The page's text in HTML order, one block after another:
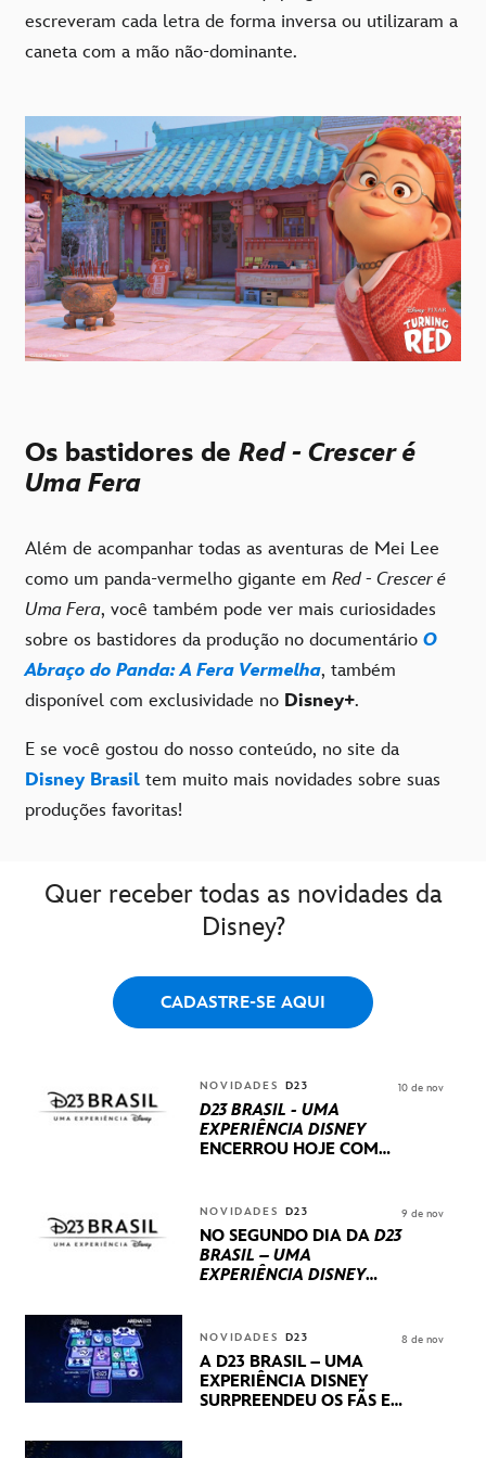
escreveram cada letra de forma inversa ou utilizaram a
caneta com a mão não-dominante.
Os bastidores de Red - Crescer é
Uma Fera
Além de acompanhar todas as aventuras de Mei Lee
como um panda-vermelho gigante em Red - Crescer é
Uma Fera, você também pode ver mais curiosidades
sobre os bastidores da produção no documentário O
Abraço do Panda: A Fera Vermelha, também
disponível com exclusividade no Disney+.
E se você gostou do nosso conteúdo, no site da
Disney Brasil tem muito mais novidades sobre suas
produções favoritas!
Quer receber todas as novidades da
Disney?
CADASTRE-SE AQUI
NOVIDADES D23
D23 BRASIL - UMA
EXPERIÊNCIA DISNEY
ENCERROU HOJE COM
INTERNACIONAIS E
PRODUÇÕES BRASILEIRAS
10 de nov
NOVIDADES D23
NO SEGUNDO DIA DA D23
BRASIL – UMA
EXPERIÊNCIA DISNEY
STUDIOS REVELARAM
PRÉVIAS E NOVIDADES
DOS SEUS PRÓXIMOS
LANÇAMENTOS
9 de nov
NOVIDADES D23
A D23 BRASIL – UMA
EXPERIÊNCIA DISNEY
SURPREENDEU OS FÃS EM
8 de nov